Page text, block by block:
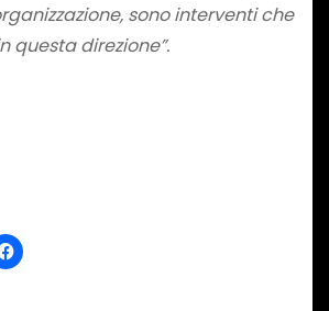
sono interventi che
questa direzione”.